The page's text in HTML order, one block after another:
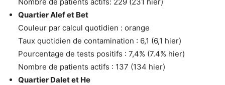
Quartier Alef et Bet
Couleur par calcul quotidien : orange
Taux quotidien de contamination : 6,1 (6,1 hier)
Pourcentage de tests positifs : 7,4% (7.4% hier)
Nombre de patients actifs : 137 (134 hier)
Quartier Dalet et He